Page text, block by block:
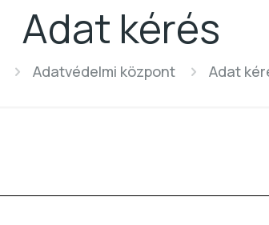
Adat kérés
Adatvédelmi központ Adat